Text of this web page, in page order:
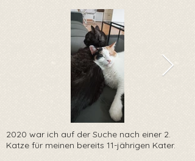
2020 war ich auf der Suche nach einer 2.
Katze für meinen bereits 11-jährigen Kater.